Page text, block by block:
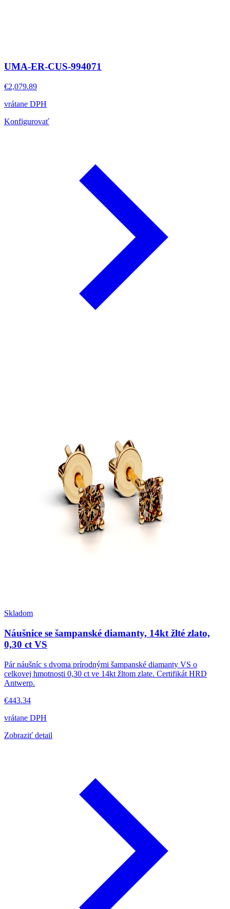
UMA-ER-CUS-994071
€2,079.89
vrátane DPH
Konfigurovať
Skladom
Náušnice se šampanské diamanty, 14kt žlté zlato,
0,30 ct VS
Pár náušníc s dvoma prírodnými šampanské diamanty VS o
celkovej hmotnosti 0,30 ct ve 14kt žltom zlate. Certifikát HRD
Antwerp.
€443.34
vrátane DPH
Zobraziť detail